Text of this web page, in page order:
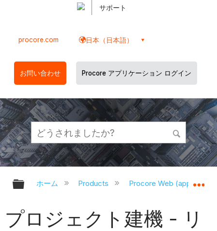
サポート
procore.com 日本（日本語）
お問い合わせ Procore アプリケーション ログイン
グローバル階層を展開/折りたたむ
ホーム Products Procore Web
プロジェクト建機 - リ